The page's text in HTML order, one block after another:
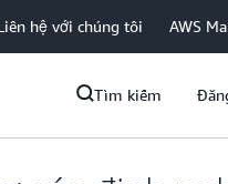
hệ với chúng tôi AWS
Tìm kiếm